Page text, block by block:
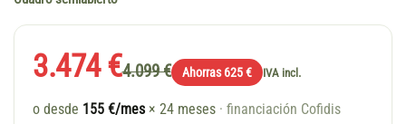
3.474 €4.099 € Ahorras 625 € IVA incl.
o desde 155 €/mes × 24 meses · financiación Cofidis